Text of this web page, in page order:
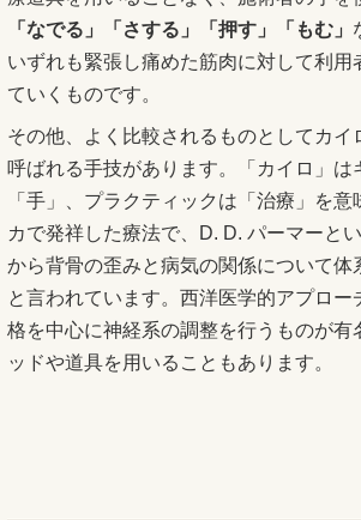
「なでる」「さする」「押す」「もむ」
いずれも緊張し痛めた筋肉に対して利用
ていくものです。
その他、よく比較されるものとしてカイ
呼ばれる手技があります。「カイロ」は
「手」、プラクティックは「治療」を意
カで発祥した療法で、D. D. パーマーと
から背骨の歪みと病気の関係について体
と言われています。西洋医学的アプロー
格を中心に神経系の調整を行うものが有
ッドや道具を用いることもあります。